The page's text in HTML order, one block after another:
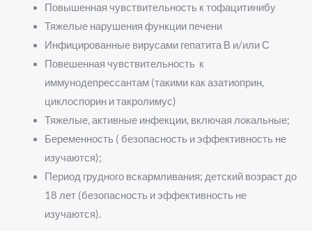
Повышенная чувствительность к тофацитинибу
Тяжелые нарушения функции печени
Инфицированные вирусами гепатита В и/или С
Повешенная чувствительность к
иммунодепрессантам (такими как азатиоприн,
циклоспорин и такролимус)
Тяжелые, активные инфекции, включая локальные;
Беременность ( безопасность и эффективность не
изучаются);
Период грудного вскармливания; детский возраст до
18 лет (безопасность и эффективность не
изучаются).